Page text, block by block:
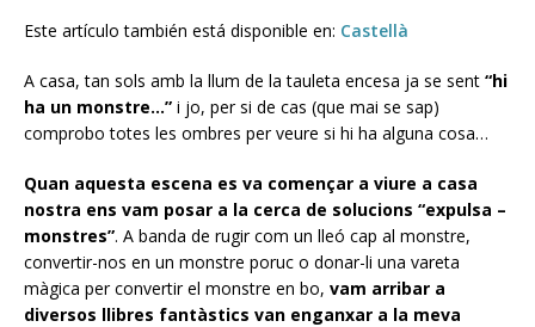
Este artículo también está disponible en: Castellà
A casa, tan sols amb la llum de la tauleta encesa ja se sent “hi
ha un monstre…” i jo, per si de cas (que mai se sap)
comprobo totes les ombres per veure si hi ha alguna cosa…
Quan aquesta escena es va començar a viure a casa
nostra ens vam posar a la cerca de solucions “expulsa –
monstres”. A banda de rugir com un lleó cap al monstre,
convertir-nos en un monstre poruc o donar-li una vareta
màgica per convertir el monstre en bo, vam arribar a
diversos llibres fantàstics van enganxar a la meva